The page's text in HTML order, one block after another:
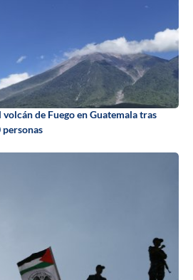
de Fuego en Guatemala tras
personas